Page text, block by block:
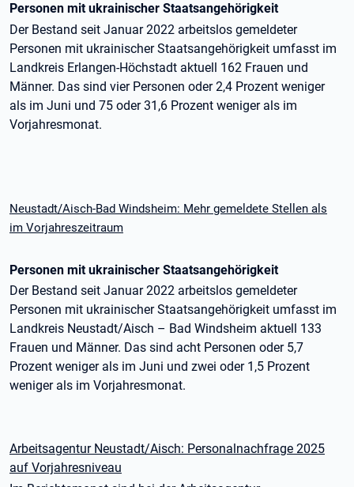
Personen mit ukrainischer Staatsangehörigkeit
Der Bestand seit Januar 2022 arbeitslos gemeldeter
Personen mit ukrainischer Staatsangehörigkeit umfasst im
Landkreis Erlangen-Höchstadt aktuell 162 Frauen und
Männer. Das sind vier Personen oder 2,4 Prozent weniger
als im Juni und 75 oder 31,6 Prozent weniger als im
Vorjahresmonat.
Neustadt/Aisch-Bad Windsheim: Mehr gemeldete Stellen als
im Vorjahreszeitraum
Personen mit ukrainischer Staatsangehörigkeit
Der Bestand seit Januar 2022 arbeitslos gemeldeter
Personen mit ukrainischer Staatsangehörigkeit umfasst im
Landkreis Neustadt/Aisch – Bad Windsheim aktuell 133
Frauen und Männer. Das sind acht Personen oder 5,7
Prozent weniger als im Juni und zwei oder 1,5 Prozent
weniger als im Vorjahresmonat.
Arbeitsagentur Neustadt/Aisch: Personalnachfrage 2025
auf Vorjahresniveau